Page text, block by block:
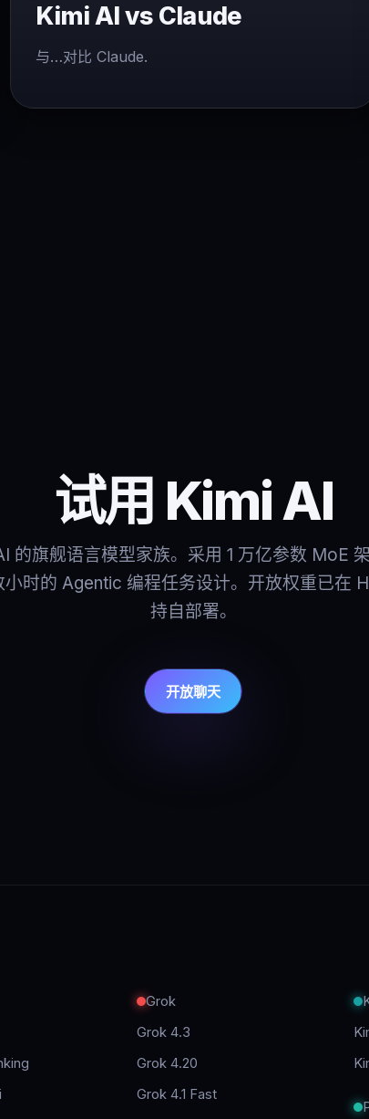
Kimi AI vs Claude
与…对比 Claude.
试用 Kimi AI
的旗舰语言模型家族。采用 1 万亿参数 MoE
时的 Agentic 编程任务设计。开放权重已在
持自部署。
开放聊天
Grok
Grok 4.3
Grok 4.20
Grok 4.1 Fast